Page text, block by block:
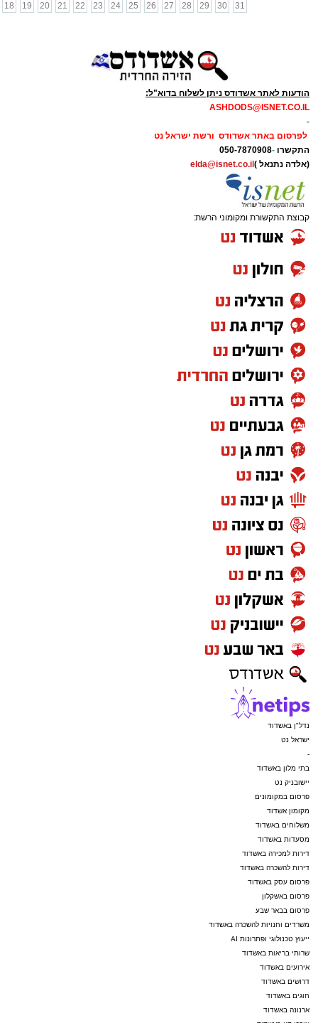
18
19 20 21 22 23 24 25 26 27 28 29 30 31
הודעות לאתר אשדודס ניתן לשלוח בדוא"ל:
ASHDODS@ISNET.CO.IL
-
לפרסום באתר אשדודס ורשת ישראל נט
התקשרו -
050-7870908
(אלדה נתנאל ) elda@isnet.co.il
קבוצת התקשורת ומקומוני הרשת:
נדל"ן באשדוד
ישראל נט
-
בתי מלון באשדוד
יישובניק נט
פרסום במקומונים
מקומון אשדוד
משלוחים באשדוד
מסעדות באשדוד
דירות למכירה באשדוד
דירות להשכרה באשדוד
פרסום עסק באשדוד
פרסום באשקלון
פרסום בבאר שבע
משרדים וחנויות להשכרה באשדוד
ייעוץ טכנולוגי ופתרונות AI
שרותי בריאות באשדוד
אירועים באשדוד
דרושים באשדוד
חוגים באשדוד
ארנונה באשדוד